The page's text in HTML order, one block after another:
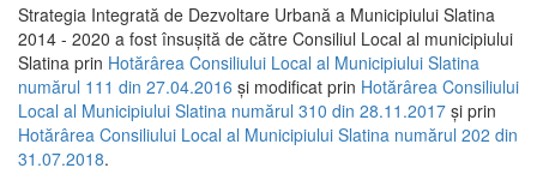
Strategia Integrată de Dezvoltare Urbană a Municipiului Slatina
2014 - 2020 a fost însuşită de către Consiliul Local al municipiului
Slatina prin Hotărârea Consiliului Local al Municipiului Slatina
numărul 111 din 27.04.2016 și modificat prin Hotărârea Consiliului
Local al Municipiului Slatina numărul 310 din 28.11.2017 și prin
Hotărârea Consiliului Local al Municipiului Slatina numărul 202 din
31.07.2018.